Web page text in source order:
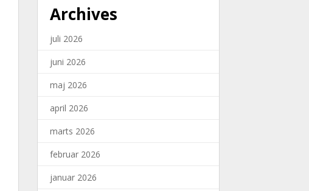
Archives
juli 2026
juni 2026
maj 2026
april 2026
marts 2026
februar 2026
januar 2026